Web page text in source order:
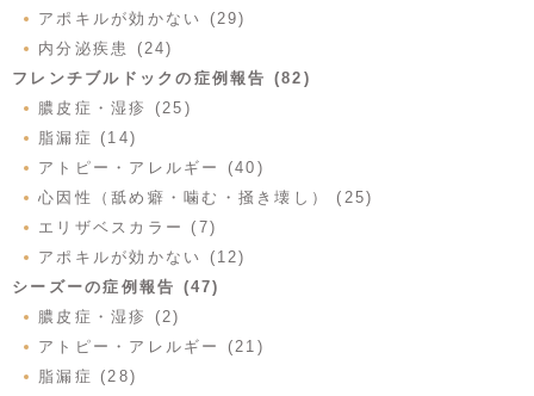
アポキルが効かない (29)
内分泌疾患 (24)
フレンチブルドックの症例報告 (82)
膿皮症・湿疹 (25)
脂漏症 (14)
アトピー・アレルギー (40)
心因性（舐め癖・噛む・掻き壊し） (25)
エリザベスカラー (7)
アポキルが効かない (12)
シーズーの症例報告 (47)
膿皮症・湿疹 (2)
アトピー・アレルギー (21)
脂漏症 (28)